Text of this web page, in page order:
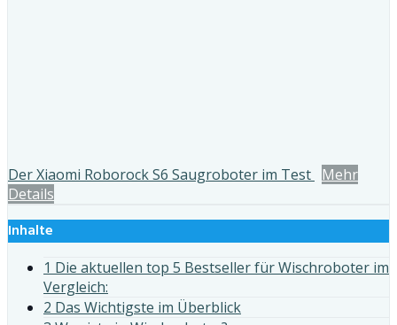
Der Xiaomi Roborock S6 Saugroboter im Test Mehr
Details
Inhalte
1 Die aktuellen top 5 Bestseller für Wischroboter im
Vergleich:
2 Das Wichtigste im Überblick